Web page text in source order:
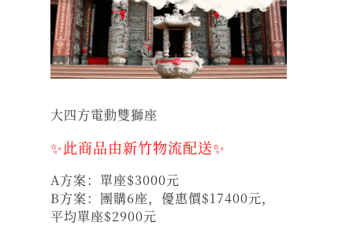
大四方電動雙獅座
✨此商品由新竹物流配送✨
A方案：單座$3000元
B方案：團購6座，優惠價$17400元，
平均單座$2900元